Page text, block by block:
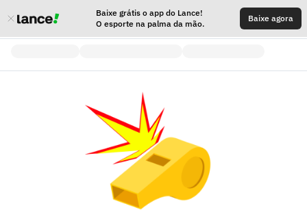
Baixe grátis o app do Lance!
O esporte na palma da mão.
Baixe agora